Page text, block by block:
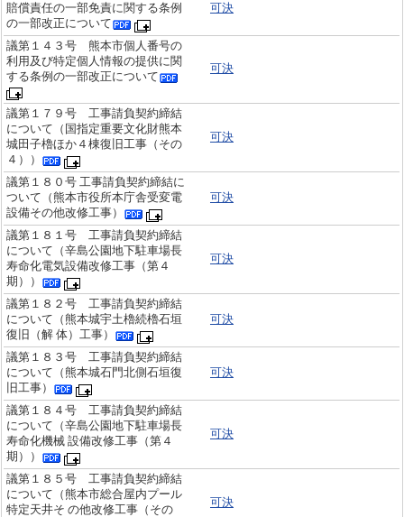
賠償責任の一部免責に関する条例
の一部改正について
可決
議第１４３号 熊本市個人番号の
利用及び特定個人情報の提供に関
する条例の一部改正について
可決
議第１７９号 工事請負契約締結
について（国指定重要文化財熊本
城田子櫓ほか４棟復旧工事（その
４））
可決
議第１８０号 工事請負契約締結に
ついて（熊本市役所本庁舎受変電
設備その他改修工事）
可決
議第１８１号 工事請負契約締結
について（辛島公園地下駐車場長
寿命化電気設備改修工事（第４
期））
可決
議第１８２号 工事請負契約締結
について（熊本城宇土櫓続櫓石垣
復旧（解 体）工事）
可決
議第１８３号 工事請負契約締結
について（熊本城石門北側石垣復
旧工事）
可決
議第１８４号 工事請負契約締結
について（辛島公園地下駐車場長
寿命化機械 設備改修工事（第４
期））
可決
議第１８５号 工事請負契約締結
について（熊本市総合屋内プール
特定天井そ の他改修工事（その
可決